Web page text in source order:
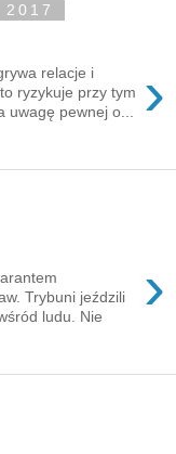
›
relacje i
ryzykuje przy tym
pewnej o...
›
Trybuni jeździli
ludu. Nie